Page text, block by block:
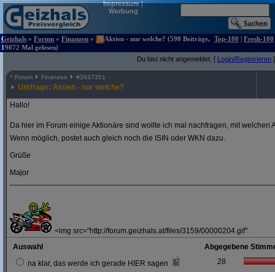
Impressum|
Werbung
Geizhals » Forum » Finanzen »
Aktien - nur welche? (590 Beiträge,
19072 Mal gelesen)
Top-100 | Fresh-100
Du bist nicht angemeldet. [ Login/Registrieren ]
^ Forum Finanzen #3937351
Umfrage: Aktien - nur welche?
Hallo!
Da hier im Forum einige Aktionäre sind wollte ich mal nachfragen, mit welchen
Wenn möglich, postet auch gleich noch die ISIN oder WKN dazu.
Grüße
Major
<img src="http://forum.geizhals.at/files/3159/00000204.gif"
Auswahl
Abgegebene
na klar, das werde ich gerade HIER sagen
28